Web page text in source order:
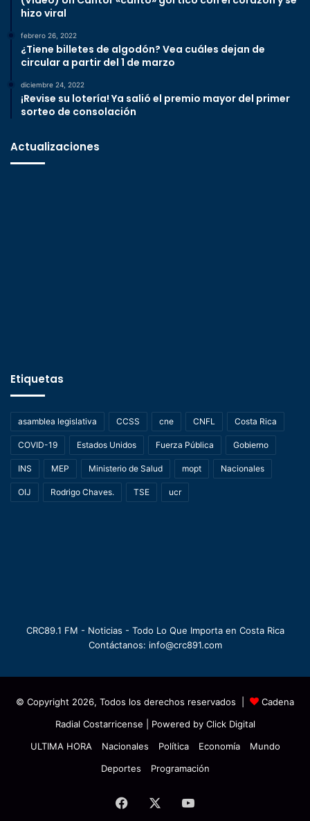
hizo viral
febrero 26, 2022
¿Tiene billetes de algodón? Vea cuáles dejan de
circular a partir del 1 de marzo
diciembre 24, 2022
¡Revise su lotería! Ya salió el premio mayor del primer
sorteo de consolación
Actualizaciones
Etiquetas
asamblea legislativa CCSS cne CNFL Costa Rica
COVID-19 Estados Unidos Fuerza Pública Gobierno
INS MEP Ministerio de Salud mopt Nacionales
OIJ Rodrigo Chaves. TSE ucr
CRC89.1 FM - Noticias - Todo Lo Que Importa en Costa Rica
Contáctanos: info@crc891.com
© Copyright 2026, Todos los derechos reservados |
Cadena
Radial Costarricense | Powered by Click Digital
ULTIMA HORA
Nacionales Política Economía
Mundo
Deportes
Programación
Facebook